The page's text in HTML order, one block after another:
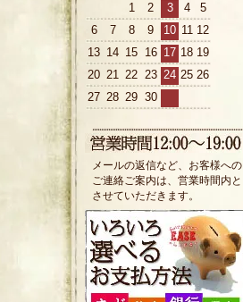
1 2 3 4
5
6
7 8 9 10 11 12
13 14 15 16 17 18 19
20 21 22 23 24 25 26
27 28 29 30
メールの返信など、お客様への
ご連絡ご案内は、営業時間内と
させていただきます。